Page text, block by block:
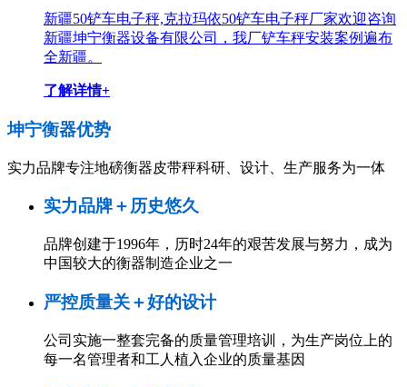
新疆50铲车电子秤,克拉玛依50铲车电子秤厂家欢迎咨询
新疆坤宁衡器设备有限公司，我厂铲车秤安装案例遍布
全新疆。
了解详情+
坤宁衡器优势
实力品牌专注地磅衡器皮带秤科研、设计、生产服务为一体
实力品牌＋历史悠久
品牌创建于1996年，历时24年的艰苦发展与努力，成为
中国较大的衡器制造企业之一
严控质量关＋好的设计
公司实施一整套完备的质量管理培训，为生产岗位上的
每一名管理者和工人植入企业的质量基因